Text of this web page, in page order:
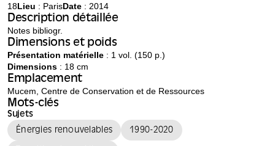
18Lieu : ParisDate : 2014
Description détaillée
Notes bibliogr.
Dimensions et poids
Présentation matérielle : 1 vol. (150 p.)
Dimensions : 18 cm
Emplacement
Mucem, Centre de Conservation et de Ressources
Mots-clés
Sujets
Énergies renouvelables
1990-2020